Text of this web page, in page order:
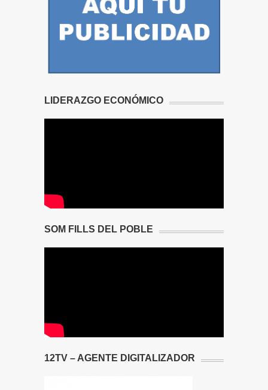
LIDERAZGO ECONÓMICO
SOM FILLS DEL POBLE
12TV – AGENTE DIGITALIZADOR